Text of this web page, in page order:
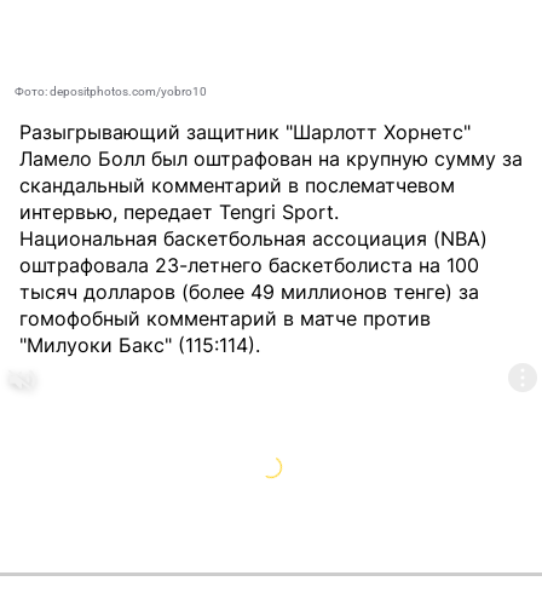
Фото: depositphotos.com/yobro10
Разыгрывающий защитник "Шарлотт Хорнетс"
Ламело Болл был оштрафован на крупную сумму за
скандальный комментарий в послематчевом
интервью, передает Tengri Sport.
Национальная баскетбольная ассоциация (NBA)
оштрафовала 23-летнего баскетболиста на 100
тысяч долларов (более 49 миллионов тенге) за
гомофобный комментарий в матче против
"Милуоки Бакс" (115:114).